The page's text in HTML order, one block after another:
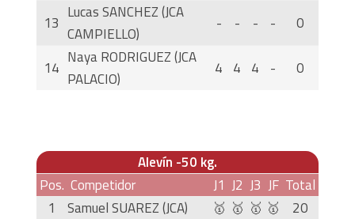
13
Lucas SANCHEZ (JCA
CAMPIELLO)
- - - - 0
14
Naya RODRIGUEZ (JCA
PALACIO)
4 4 4 - 0
Alevín -50 kg.
Pos. Competidor J1 J2 J3 JF Total
1
Samuel SUAREZ (JCA) 🥇 🥇 🥇 🥇
20